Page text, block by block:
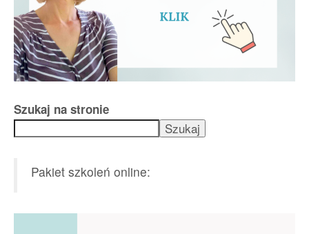
Szukaj na stronie
Szukaj
Pakiet szkoleń online: